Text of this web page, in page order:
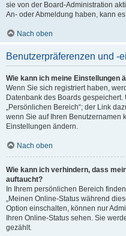
sie von der Board-Administration
An- oder Abmeldung haben, kann
Nach oben
Benutzerpräferenzen und -
Wie kann ich meine Einstellungen
Wenn Sie sich registriert haben,
Datenbank des Boards
„Persönlichen Bereich“; der Link
wenn Sie auf Ihren Benutzernamen
Einstellungen ändern.
Nach oben
Wie kann ich verhindern, dass
auftaucht?
In Ihrem persönlichen Bereich
„Meinen Online-Status während
Option einschalten, können nur
Ihren Online-Status sehen. Sie
gezählt.